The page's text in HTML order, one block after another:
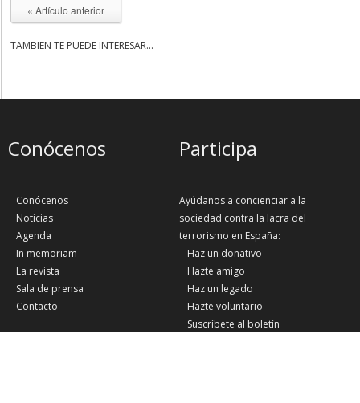
« Artículo anterior
TAMBIÉN TE PUEDE INTERESAR...
Conócenos
Conócenos
Noticias
Agenda
In memoriam
La revista
Sala de prensa
Contacto
Participa
Ayúdanos a concienciar a la
sociedad contra la lacra del
terrorismo en España:
Haz un donativo
Hazte amigo
Haz un legado
Hazte voluntario
Suscríbete al boletín